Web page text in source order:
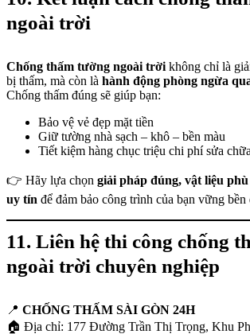
ngoài trời
Chống thấm tường ngoài trời không chỉ là
bị thấm, mà còn là hành động phòng ngừa
Chống thấm đúng sẽ giúp bạn:
Bảo vệ vẻ đẹp mặt tiền
Giữ tường nhà sạch – khô – bền màu
Tiết kiệm hàng chục triệu chi phí sửa chữa
👉 Hãy lựa chọn giải pháp đúng, vật liệu
uy tín để đảm bảo công trình của bạn vững bền
11. Liên hệ thi công chống
ngoài trời chuyên nghiệp
📍 CHỐNG THẤM SÀI GÒN 24H
🏠 Địa chỉ: 177 Đường Trần Thị Trọng, Khu